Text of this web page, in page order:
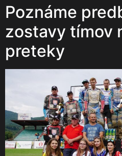
Poznáme
zostavy tímov
preteky